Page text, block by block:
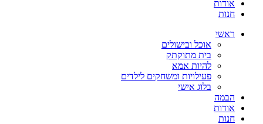
אודות
חנות
ראשי
אוכל ובישולים
בית מתוקתק
להיות אמא
פעילויות ומשחקים לילדים
בלוג אישי
הבמה
אודות
חנות